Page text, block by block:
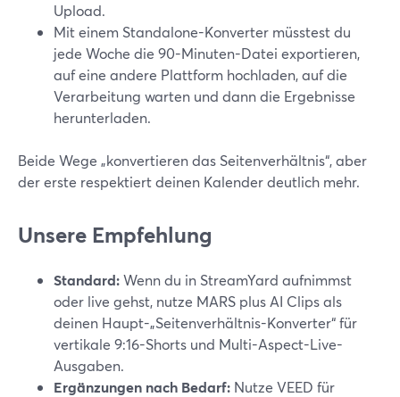
Upload.
Mit einem Standalone-Konverter müsstest du
jede Woche die 90-Minuten-Datei exportieren,
auf eine andere Plattform hochladen, auf die
Verarbeitung warten und dann die Ergebnisse
herunterladen.
Beide Wege „konvertieren das Seitenverhältnis“, aber
der erste respektiert deinen Kalender deutlich mehr.
Unsere Empfehlung
Standard:Wenn du in StreamYard aufnimmst
oder live gehst, nutze MARS plus AI Clips als
deinen Haupt-„Seitenverhältnis-Konverter“ für
vertikale 9:16-Shorts und Multi-Aspect-Live-
Ausgaben.
Ergänzungen nach Bedarf: Nutze VEED für